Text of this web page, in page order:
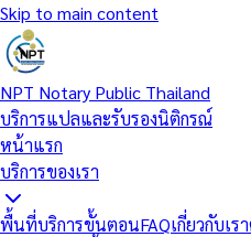
Skip to main content
NPT Notary Public Thailand
บริการแปลและรับรองนิติกรณ์
หน้าแรก
บริการของเรา
พื้นที่บริการขั้นตอนFAQเกี่ยวกับเรา